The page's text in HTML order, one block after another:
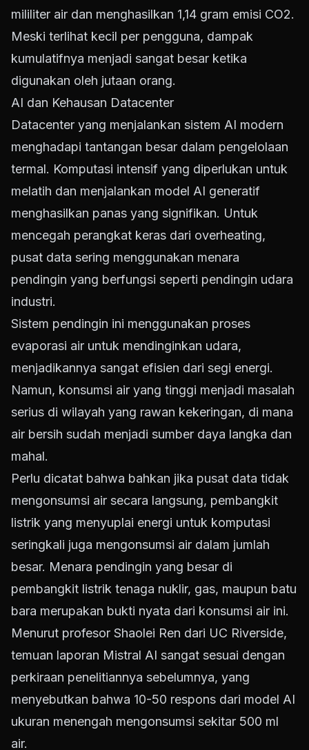
mililiter air dan menghasilkan 1,14 gram emisi CO2.
Meski terlihat kecil per pengguna, dampak
kumulatifnya menjadi sangat besar ketika
digunakan oleh jutaan orang.
AI dan Kehausan Datacenter
Datacenter yang menjalankan sistem AI modern
menghadapi tantangan besar dalam pengelolaan
termal. Komputasi intensif yang diperlukan untuk
melatih dan menjalankan model AI generatif
menghasilkan panas yang signifikan. Untuk
mencegah perangkat keras dari overheating,
pusat data sering menggunakan menara
pendingin yang berfungsi seperti pendingin udara
industri.
Sistem pendingin ini menggunakan proses
evaporasi air untuk mendinginkan udara,
menjadikannya sangat efisien dari segi energi.
Namun, konsumsi air yang tinggi menjadi masalah
serius di wilayah yang rawan kekeringan, di mana
air bersih sudah menjadi sumber daya langka dan
mahal.
Perlu dicatat bahwa bahkan jika pusat data tidak
mengonsumsi air secara langsung, pembangkit
listrik yang menyuplai energi untuk komputasi
seringkali juga mengonsumsi air dalam jumlah
besar. Menara pendingin yang besar di
pembangkit listrik tenaga nuklir, gas, maupun batu
bara merupakan bukti nyata dari konsumsi air ini.
Menurut profesor Shaolei Ren dari UC Riverside,
temuan laporan Mistral AI sangat sesuai dengan
perkiraan penelitiannya sebelumnya, yang
menyebutkan bahwa 10-50 respons dari model AI
ukuran menengah mengonsumsi sekitar 500 ml
air.